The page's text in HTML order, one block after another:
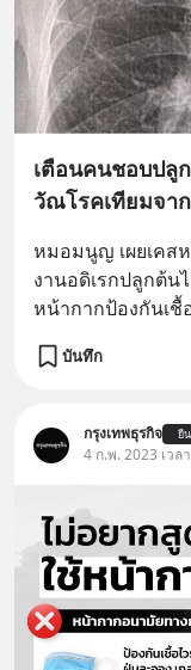
เตือนคนชอบปลู
วัณโรคเทียมจา
หมอมนูญ เผยเคส
งานอดิเรกปลูกต้น
หน้ากากป้องกันเชื้
บันทึก
กรุงเทพธุรกิจ ยื
4 ก.พ. 2023 เวล